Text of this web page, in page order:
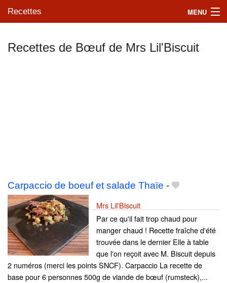
Recettes MENU
Recettes de Bœuf de Mrs Lil'Biscuit
Carpaccio de boeuf et salade Thaïe -
Mrs Lil'Biscuit
Par ce qu'il fait trop chaud pour
manger chaud ! Recette fraîche d'été
trouvée dans le dernier Elle à table
que l'on reçoit avec M. Biscuit depuis
2 numéros (merci les points SNCF). Carpaccio La recette de
base pour 6 personnes 500g de viande de bœuf (rumsteck),...